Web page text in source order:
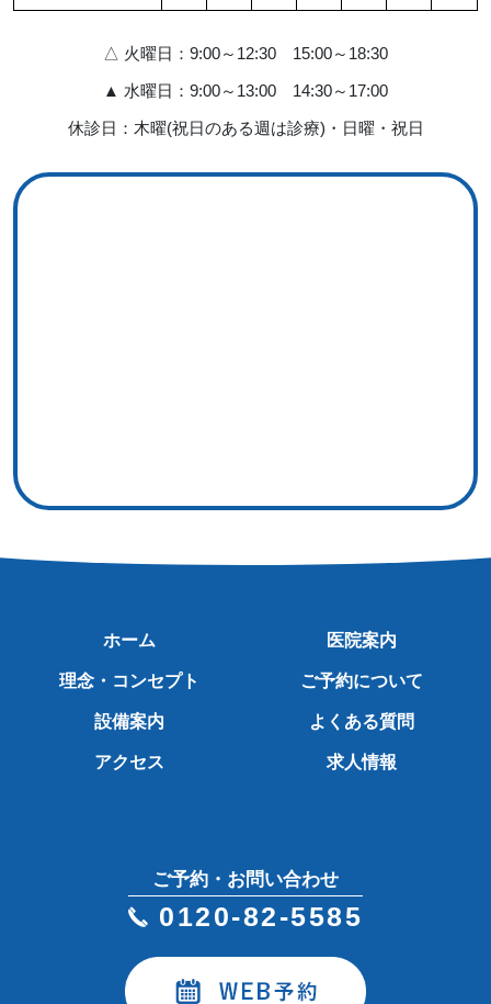
△ 火曜日：9:00～12:30 15:00～18:30
▲ 水曜日：9:00～13:00 14:30～17:00
休診日：木曜(祝日のある週は診療)・日曜・祝日
ホーム 医院案内
理念・コンセプト ご予約について
設備案内 よくある質問
アクセス 求人情報
ご予約・お問い合わせ
0120-82-5585